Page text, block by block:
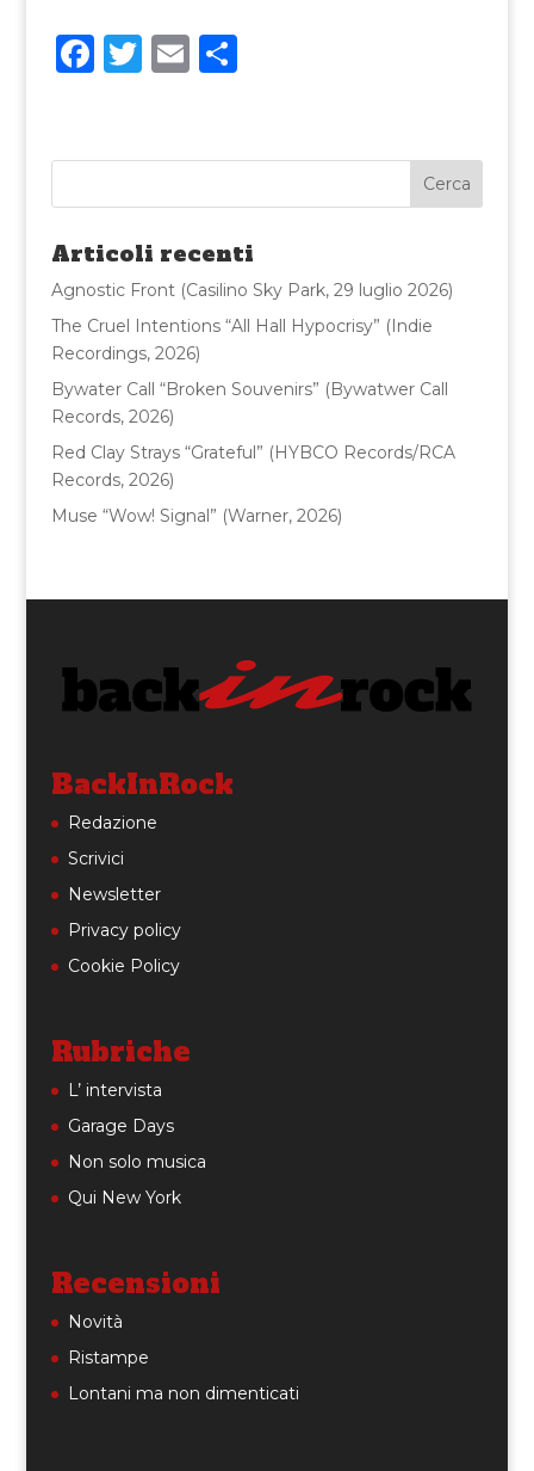
F
e
b
o
o
k
T
te
r
E
l
C
di
vi
di
Articoli recenti
Agnostic Front (Casilino Sky Park, 29 luglio 2026)
The Cruel Intentions “All Hall Hypocrisy” (Indie
Recordings, 2026)
Bywater Call “Broken Souvenirs” (Bywatwer Call
Records, 2026)
Red Clay Strays “Grateful” (HYBCO Records/RCA
Records, 2026)
Muse “Wow! Signal” (Warner, 2026)
BackInRock
Redazione
Scrivici
Newsletter
Privacy policy
Cookie Policy
Rubriche
L’ intervista
Garage Days
Non solo musica
Qui New York
Recensioni
Novità
Ristampe
Lontani ma non dimenticati